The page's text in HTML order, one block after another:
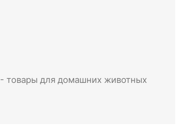
- товары для домашних животных